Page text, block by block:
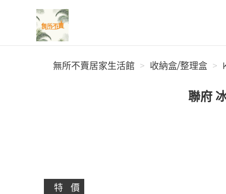
無所不賣居家生活館
無所不賣居家生活館
收納盒/整理盒
聯府
特 價